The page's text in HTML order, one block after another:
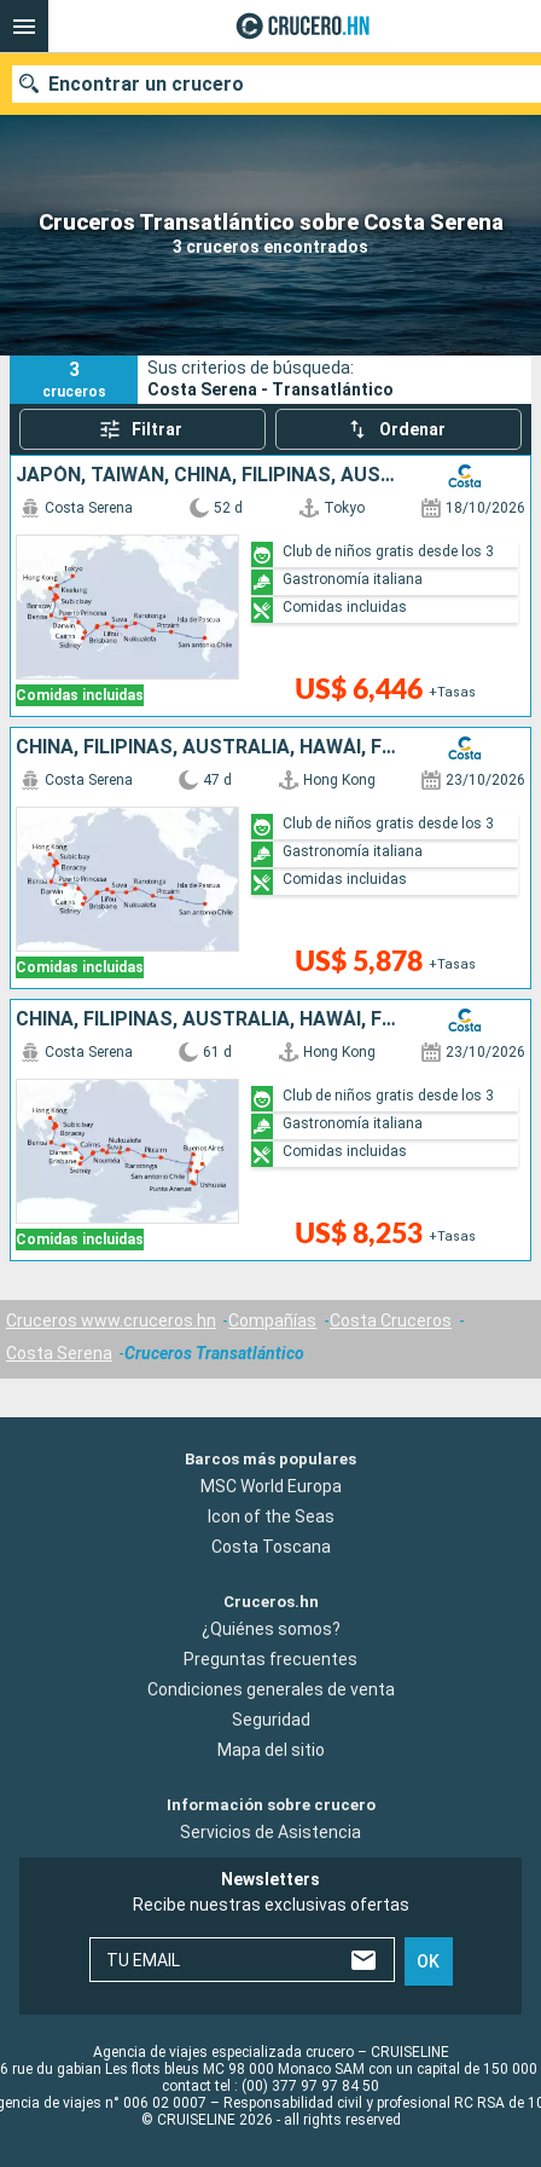
Cruceros Transatlántico sobre Costa Serena
3 cruceros encontrados
Encontrar un crucero
Nuestros destinos
Fecha de salida
Puertos Compañías
Buscar
3
cruceros
Sus criterios de búsqueda:
Costa Serena - Transatlántico
Filtrar Ordenar
JAPÓN, TAIWÁN, CHINA, FILIPINAS, AUSTRALIA, HAWÁI, FIJI, TONGA, POLINESIA, CHILE
Comidas incluidas
Costa Serena 52 d Tokyo 18/10/2026
US$ 6,446 +Tasas
Club de niños gratis desde los 3
Gastronomía italiana
Comidas incluidas
CHINA, FILIPINAS, AUSTRALIA, HAWÁI, FIJI, TONGA, POLINESIA, CHILE
Comidas incluidas
Costa Serena 47 d Hong Kong 23/10/2026
US$ 5,878 +Tasas
Club de niños gratis desde los 3
Gastronomía italiana
Comidas incluidas
CHINA, FILIPINAS, AUSTRALIA, HAWÁI, FIJI, TONGA, POLINESIA, CHILE, ARGENTINA
Comidas incluidas
Costa Serena 61 d Hong Kong 23/10/2026
US$ 8,253 +Tasas
Club de niños gratis desde los 3
Gastronomía italiana
Comidas incluidas
Cruceros www.cruceros.hn Compañías
Costa Cruceros
Costa Serena
Cruceros Transatlántico
Barcos más populares
MSC World Europa
Icon of the Seas
Costa Toscana
Cruceros.hn
¿Quiénes somos?
Preguntas frecuentes
Condiciones generales de venta
Seguridad
Mapa del sitio
Información sobre crucero
Servicios de Asistencia
Newsletters
Recibe nuestras exclusivas ofertas
TU EMAIL OK
Agencia de viajes especializada crucero – CRUISELINE
rue du gabian Les flots bleus MC 98 000 Monaco SAM con un capital de 150 000
contact tel : (00) 377 97 97 84 50
de viajes n° 006 02 0007 – Responsabilidad civil y profesional RC RSA de
© CRUISELINE 2026 - all rights reserved